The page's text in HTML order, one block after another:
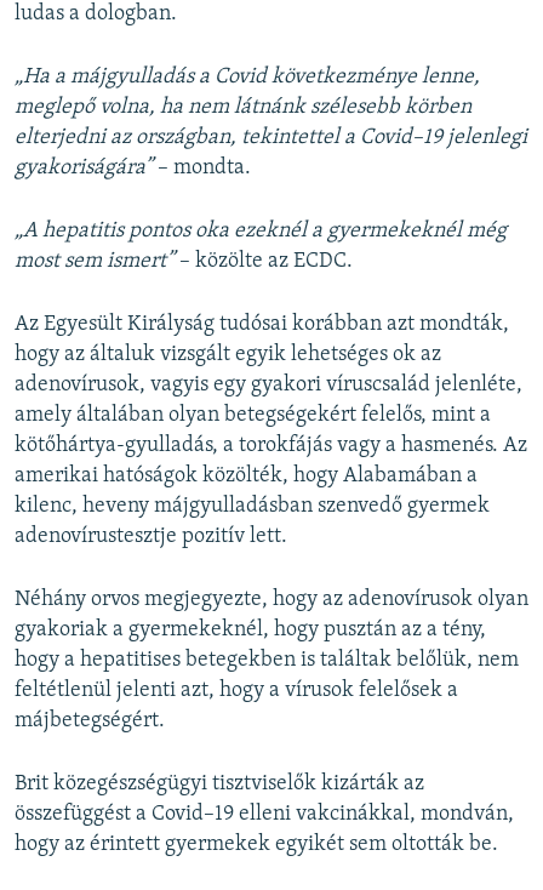
ludas a dologban.
„Ha a májgyulladás a Covid következménye lenne,
meglepő volna, ha nem látnánk szélesebb körben
elterjedni az országban, tekintettel a Covid–19 jelenlegi
gyakoriságára”– mondta.
„A hepatitis pontos oka ezeknél a gyermekeknél még
most sem ismert”– közölte az ECDC.
Az Egyesült Királyság tudósai korábban azt mondták,
hogy az általuk vizsgált egyik lehetséges ok az
adenovírusok, vagyis egy gyakori víruscsalád jelenléte,
amely általában olyan betegségekért felelős, mint a
kötőhártya-gyulladás, a torokfájás vagy a hasmenés. Az
amerikai hatóságok közölték, hogy Alabamában a
kilenc, heveny májgyulladásban szenvedő gyermek
adenovírustesztje pozitív lett.
Néhány orvos megjegyezte, hogy az adenovírusok olyan
gyakoriak a gyermekeknél, hogy pusztán az a tény,
hogy a hepatitises betegekben is találtak belőlük, nem
feltétlenül jelenti azt, hogy a vírusok felelősek a
májbetegségért.
Brit közegészségügyi tisztviselők kizárták az
összefüggést a Covid–19 elleni vakcinákkal, mondván,
hogy az érintett gyermekek egyikét sem oltották be.